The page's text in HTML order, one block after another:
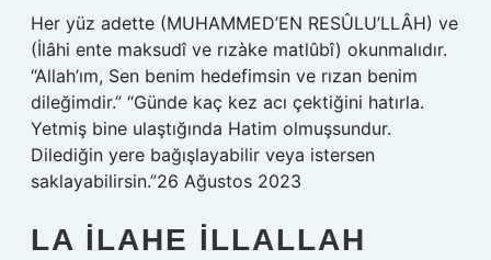
Her yüz adette (MUHAMMED’EN RESÛLU’LLÂH) ve
(İlâhi ente maksudî ve rızàke matlûbî) okunmalıdır.
“Allah’ım, Sen benim hedefimsin ve rızan benim
dileğimdir.” “Günde kaç kez acı çektiğini hatırla.
Yetmiş bine ulaştığında Hatim olmuşsundur.
Dilediğin yere bağışlayabilir veya istersen
saklayabilirsin.”26 Ağustos 2023
LA ILAHE ILLALLAH